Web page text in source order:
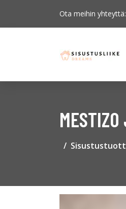
Ota meihin yhteyttä: